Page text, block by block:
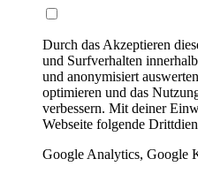
Durch das Akzeptieren
und Surfverhalten
und anonymisiert
optimieren und das
verbessern. Mit deiner
Webseite folgende
Google Analytics, Google